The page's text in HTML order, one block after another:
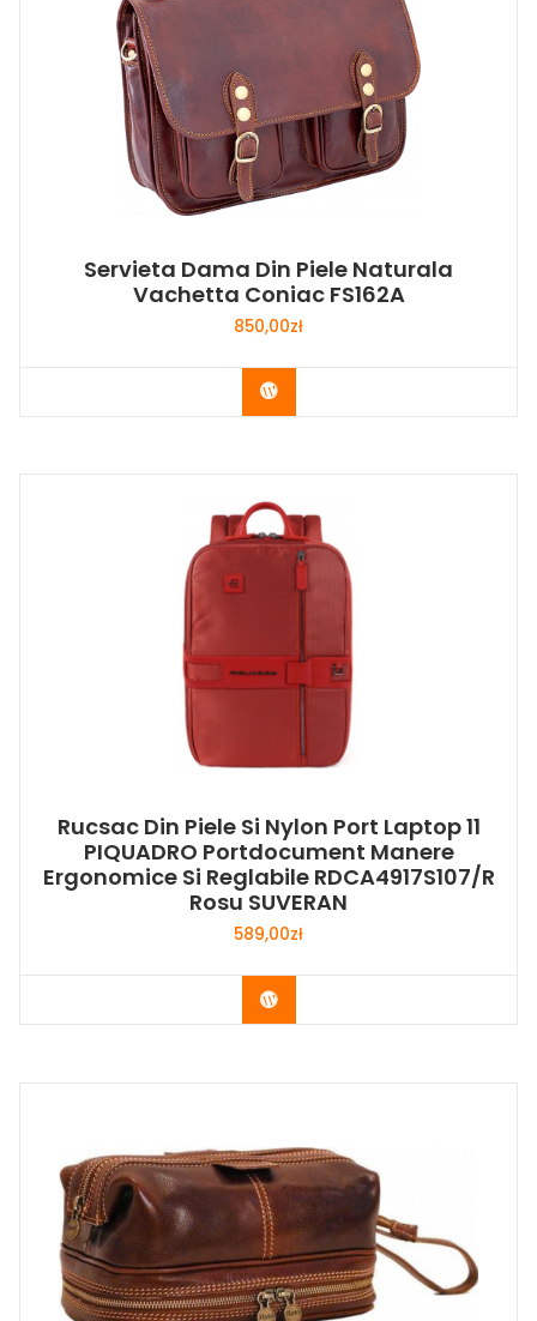
Servieta Dama Din Piele Naturala
Vachetta Coniac FS162A
850,00zł
Buy Now
Rucsac Din Piele Si Nylon Port Laptop 11
PIQUADRO Portdocument Manere
Ergonomice Si Reglabile RDCA4917S107/R
Rosu SUVERAN
589,00zł
Buy Now